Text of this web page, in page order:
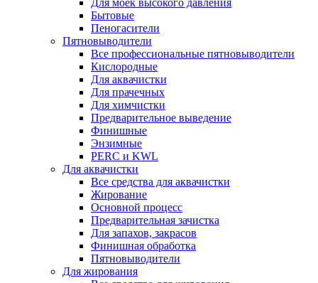
Для моек высокого давления
Бытовые
Пеногасители
Пятновыводители
Все профессиональные пятновыводители
Кислородные
Для аквачистки
Для прачечных
Для химчистки
Предварительное выведение
Финишные
Энзимные
PERC и KWL
Для аквачистки
Все средства для аквачистки
Жирование
Основной процесс
Предварительная зачистка
Для запахов, закрасов
Финишная обработка
Пятновыводители
Для жирования